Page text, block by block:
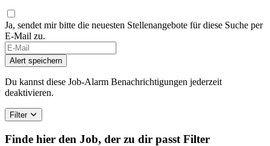
Ja, sendet mir bitte die neuesten Stellenangebote für diese Suche per
E-Mail zu.
Alert speichern
Du kannst diese Job-Alarm Benachrichtigungen jederzeit
deaktivieren.
Filter
Finde hier den Job, der zu dir passt Filter